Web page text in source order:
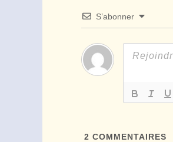
S’abonner
2 COMMENTAIRES